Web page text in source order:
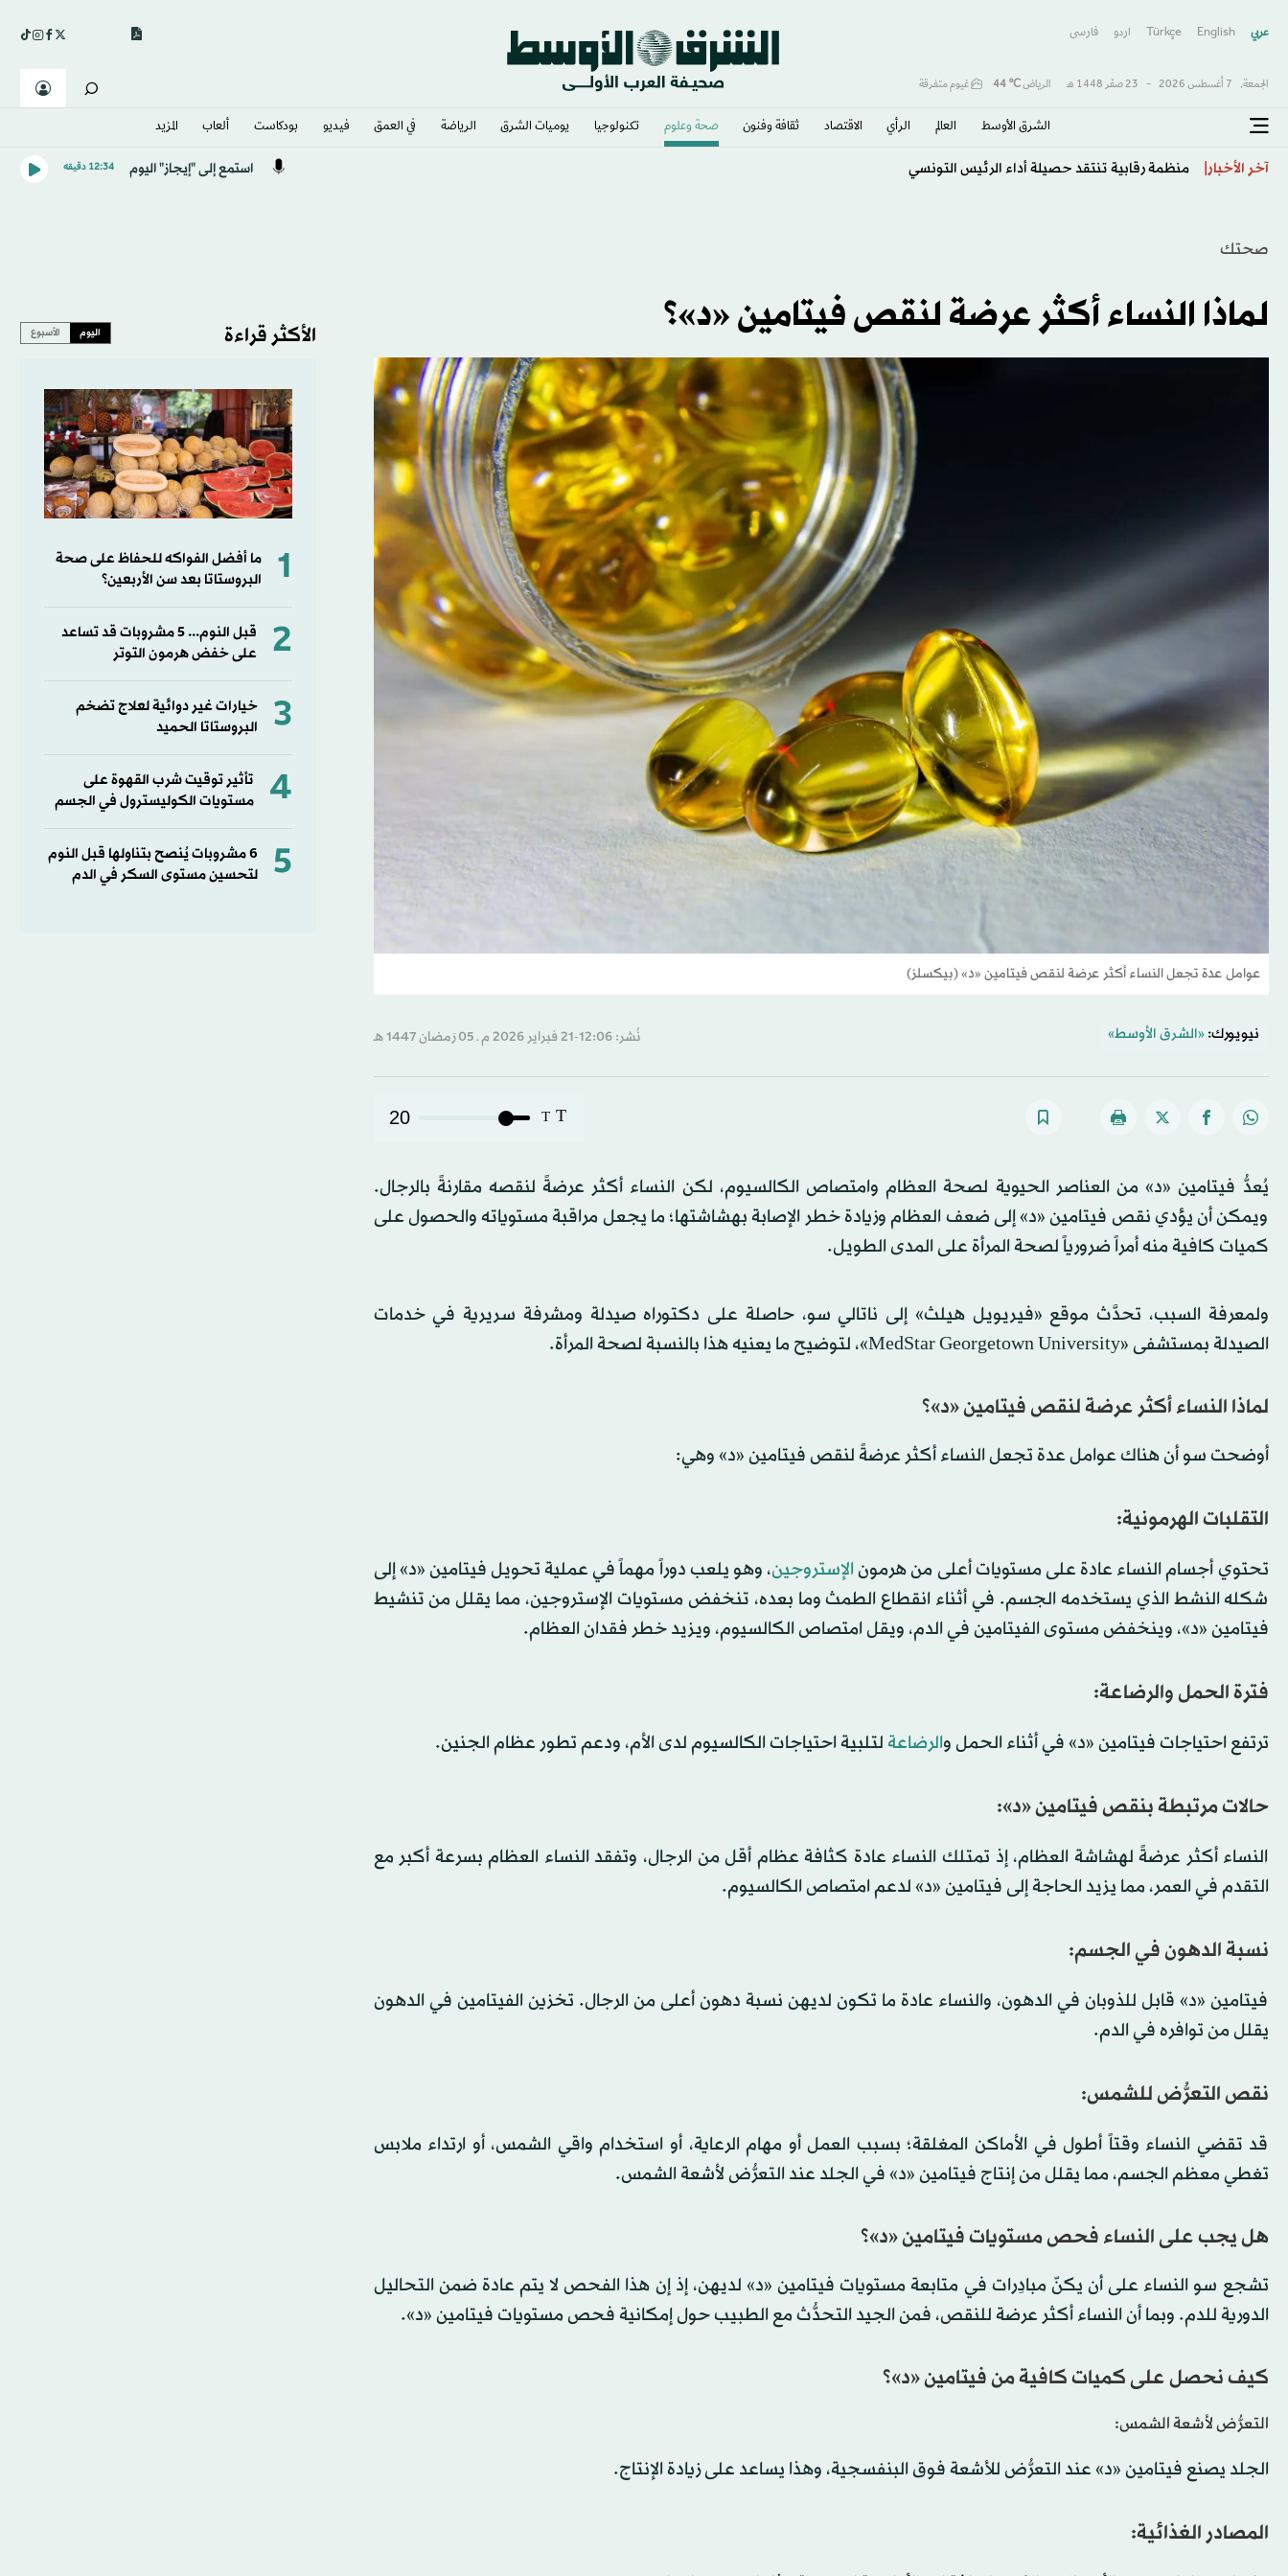
عربي English
Türkçe اردو فارسى
الجمعة, 7 أغسطس 2026 - 23 صفَر 1448 هـ الرياض℃
44 غيوم متفرقة
الشرق الأوسط​ العالم الرأي الاقتصاد ثقافة وفنون صحة وعلوم تكنولوجيا يوميات الشرق​ الرياضة في العمق فيديو بودكاست ألعاب المزيد
آخر الأخبار
اليابان تكثف الدفاع عن عملتها والأسواق تترقب رفع الفائدة
استمع إلى "إيجاز" اليوم 12:34 دقيقه
صحتك
لماذا النساء أكثر عرضة لنقص فيتامين «د»؟
عوامل عدة تجعل النساء أكثر عرضة لنقص فيتامين «د» (بيكسلز)
نيويورك: «الشرق الأوسط» نُشر: 12:06-21 فبراير 2026 م ـ 05 رَمضان 1447 هـ
T
T
20
يُعدُّ فيتامين «د» من العناصر الحيوية لصحة العظام وامتصاص الكالسيوم، لكن النساء أكثر عرضةً لنقصه مقارنةً بالرجال.
ويمكن أن يؤدي نقص فيتامين «د» إلى ضعف العظام وزيادة خطر الإصابة بهشاشتها؛ ما يجعل مراقبة مستوياته والحصول على
كميات كافية منه أمراً ضرورياً لصحة المرأة على المدى الطويل.
ولمعرفة السبب، تحدَّث موقع «فيريويل هيلث» إلى ناتالي سو، حاصلة على دكتوراه صيدلة ومشرفة سريرية في خدمات
الصيدلة بمستشفى «MedStar Georgetown University»، لتوضيح ما يعنيه هذا بالنسبة لصحة المرأة.
لماذا النساء أكثر عرضة لنقص فيتامين «د»؟
أوضحت سو أن هناك عوامل عدة تجعل النساء أكثر عرضةً لنقص فيتامين «د» وهي:
التقلبات الهرمونية:
تحتوي أجسام النساء عادة على مستويات أعلى من هرمونالإستروجين، وهو يلعب دوراً مهماً في عملية تحويل فيتامين «د» إلى
شكله النشط الذي يستخدمه الجسم. في أثناء انقطاع الطمث وما بعده، تنخفض مستويات الإستروجين، مما يقلل من تنشيط
فيتامين «د»، وينخفض مستوى الفيتامين في الدم، ويقل امتصاص الكالسيوم، ويزيد خطر فقدان العظام.
فترة الحمل والرضاعة:
ترتفع احتياجات فيتامين «د» في أثناء الحمل والرضاعة لتلبية احتياجات الكالسيوم لدى الأم، ودعم تطور عظام الجنين.
حالات مرتبطة بنقص فيتامين «د»:
النساء أكثر عرضةً لهشاشة العظام، إذ تمتلك النساء عادة كثافة عظام أقل من الرجال، وتفقد النساء العظام بسرعة أكبر مع
التقدم في العمر، مما يزيد الحاجة إلى فيتامين «د» لدعم امتصاص الكالسيوم.
نسبة الدهون في الجسم:
فيتامين «د» قابل للذوبان في الدهون، والنساء عادة ما تكون لديهن نسبة دهون أعلى من الرجال. تخزين الفيتامين في الدهون
يقلل من توافره في الدم.
نقص التعرُّض للشمس:
قد تقضي النساء وقتاً أطول في الأماكن المغلقة؛ بسبب العمل أو مهام الرعاية، أو استخدام واقي الشمس، أو ارتداء ملابس
تغطي معظم الجسم، مما يقلل من إنتاج فيتامين «د» في الجلد عند التعرُّض لأشعة الشمس.
هل يجب على النساء فحص مستويات فيتامين «د»؟
تشجع سو النساء على أن يكنّ مبادِرات في متابعة مستويات فيتامين «د» لديهن، إذ إن هذا الفحص لا يتم عادة ضمن التحاليل
الدورية للدم. وبما أن النساء أكثر عرضة للنقص، فمن الجيد التحدُّث مع الطبيب حول إمكانية فحص مستويات فيتامين «د».
كيف نحصل على كميات كافية من فيتامين «د»؟
التعرُّض لأشعة الشمس:
الجلد يصنع فيتامين «د» عند التعرُّض للأشعة فوق البنفسجية، وهذا يساعد على زيادة الإنتاج.
المصادر الغذائية:
الأكثر قراءة اليوم الأسبوع
1
ما أفضل الفواكه للحفاظ على صحة
البروستاتا بعد سن الأربعين؟
2
قبل النوم... 5 مشروبات قد تساعد
على خفض هرمون التوتر
3
خيارات غير دوائية لعلاج تضخم
البروستاتا الحميد
4
تأثير توقيت شرب القهوة على
مستويات الكوليسترول في الجسم
5
6 مشروبات يُنصح بتناولها قبل النوم
لتحسين مستوى السكر في الدم